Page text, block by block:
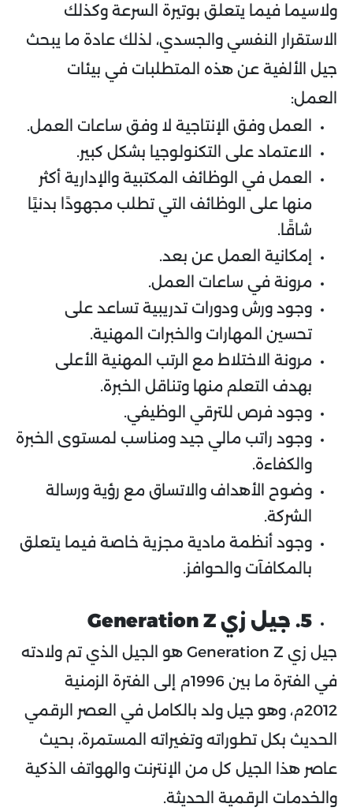
ولاسيما فيما يتعلق بوتيرة السرعة وكذلك
الاستقرار النفسي والجسدي، لذلك عادة ما يبحث
جيل الألفية عن هذه المتطلبات في بيئات
العمل:
العمل وفق الإنتاجية لا وفق ساعات العمل.
الاعتماد على التكنولوجيا بشكل كبير.
العمل في الوظائف المكتبية والإدارية أكثر
منها على الوظائف التي تطلب مجهودًا بدنيًا
شاقًا.
إمكانية العمل عن بعد.
مرونة في ساعات العمل.
وجود ورش ودورات تدريبية تساعد على
تحسين المهارات والخبرات المهنية.
مرونة الاختلاط مع الرتب المهنية الأعلى
بهدف التعلم منها وتناقل الخبرة.
وجود فرص للترقي الوظيفي.
وجود راتب مالي جيد ومناسب لمستوى الخبرة
والكفاءة.
وضوح الأهداف والاتساق مع رؤية ورسالة
الشركة.
وجود أنظمة مادية مجزية خاصة فيما يتعلق
بالمكافآت والحوافز.
5. جيل زي Generation Z
جيل زي Generation Z
هو الجيل الذي تم ولادته
في الفترة ما بين 1996م إلى الفترة الزمنية
2012م، وهو جيل ولد بالكامل في العصر الرقمي
الحديث بكل تطوراته وتغيراته المستمرة، بحيث
عاصر هذا الجيل كل من الإنترنت والهواتف الذكية
والخدمات الرقمية الحديثة.